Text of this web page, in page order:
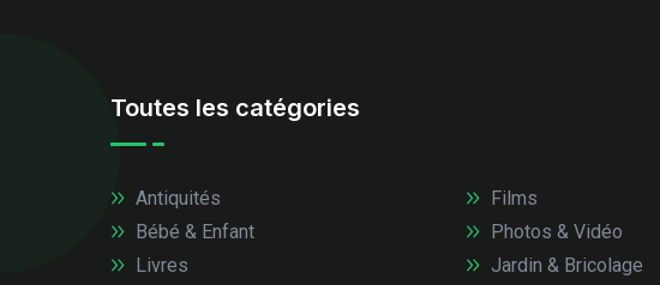
Toutes les catégories
Antiquités
Bébé & Enfant
Livres
Films
Photos & Vidéo
Jardin & Bricolage